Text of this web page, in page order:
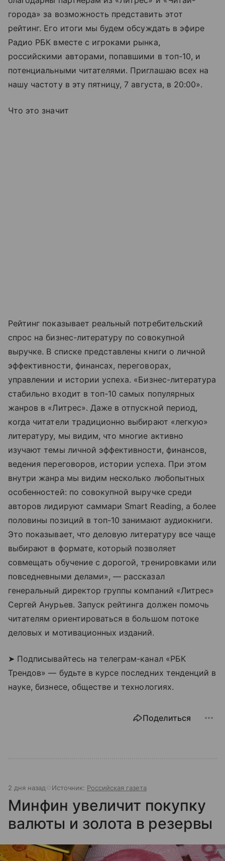
города» за возможность представить этот
рейтинг. Его итоги мы будем обсуждать в эфире
Радио РБК вместе с игроками рынка,
российскими авторами, попавшими в топ-10, и
потенциальными читателями. Приглашаю всех на
нашу частоту в эту пятницу, 7 августа, в 20:00».
Что это значит
Рейтинг показывает реальный потребительский
спрос на бизнес-литературу по совокупной
выручке. В списке представлены книги о личной
эффективности, финансах, переговорах,
управлении и истории успеха. «Бизнес-литература
стабильно входит в топ-10 самых популярных
жанров в «Литрес». Даже в отпускной период,
когда читатели традиционно выбирают «легкую»
литературу, мы видим, что многие активно
изучают темы личной эффективности, финансов,
ведения переговоров, истории успеха. При этом
внутри жанра мы видим несколько любопытных
особенностей: по совокупной выручке среди
авторов лидируют саммари Smart Reading, а более
половины позиций в топ-10 занимают аудиокниги.
Это показывает, что деловую литературу все чаще
выбирают в формате, который позволяет
совмещать обучение с дорогой, тренировками или
повседневными делами», — рассказал
генеральный директор группы компаний «Литрес»
Сергей Анурьев. Запуск рейтинга должен помочь
читателям ориентироваться в большом потоке
деловых и мотивационных изданий.
➤ Подписывайтесь на телеграм-канал «РБК
Трендов» — будьте в курсе последних тенденций в
науке, бизнесе, обществе и технологиях.
Поделиться
2 дня назад Источник: Российская газета
Минфин увеличит покупку
валюты и золота в резервы